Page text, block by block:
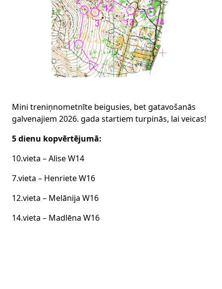
Mini treniņnometnīte beigusies, bet gatavošanās
galvenajiem 2026. gada startiem turpinās, lai veicas!
5 dienu kopvērtējumā:
10.vieta – Alise W14
7.vieta – Henriete W16
12.vieta – Melānija W16
14.vieta – Madlēna W16